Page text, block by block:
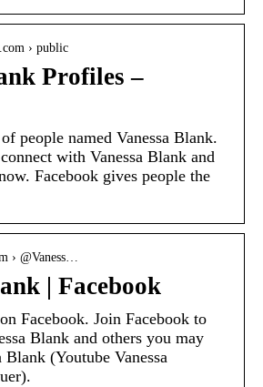
› public
Profiles –
people named Vanessa Blank.
with Vanessa Blank and
Facebook gives people the
› @Vaness…
| Facebook
Facebook. Join Facebook to
Blank and others you may
(Youtube Vanessa